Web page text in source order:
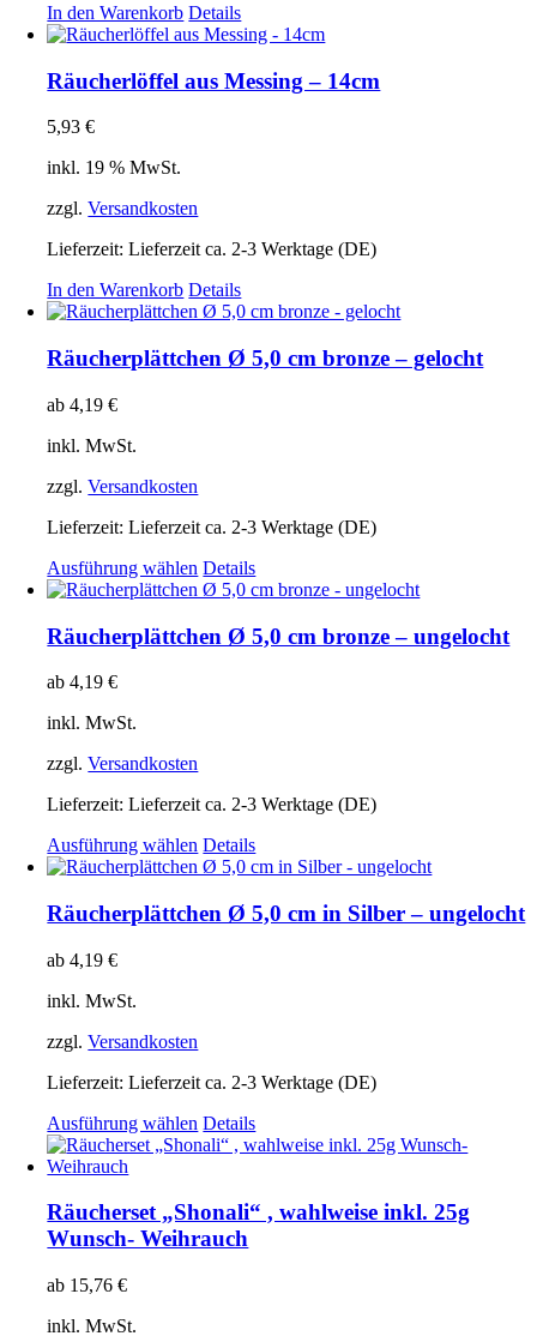
In den Warenkorb Details
Räucherlöffel aus Messing – 14cm
5,93€
inkl. 19 % MwSt.
zzgl.Versandkosten
Lieferzeit:Lieferzeit ca. 2-3 Werktage (DE)
In den Warenkorb Details
Räucherplättchen Ø 5,0 cm bronze – gelocht
ab4,19€
inkl. MwSt.
zzgl.Versandkosten
Lieferzeit:Lieferzeit ca. 2-3 Werktage (DE)
Ausführung wählen Dieses
Produkt
mehrere
Varianten
Produktseite
werden
Details
Räucherplättchen Ø 5,0 cm bronze – ungelocht
ab4,19€
inkl. MwSt.
zzgl.Versandkosten
Lieferzeit:Lieferzeit ca. 2-3 Werktage (DE)
Ausführung wählen Dieses
Produkt
mehrere
Varianten
Produktseite
werden
Details
Räucherplättchen Ø 5,0 cm in Silber – ungelocht
ab4,19€
inkl. MwSt.
zzgl.Versandkosten
Lieferzeit:Lieferzeit ca. 2-3 Werktage (DE)
Ausführung wählen Dieses
Produkt
Varianten
Die
Details
Räucherset „Shonali“ , wahlweise inkl. 25g
Wunsch- Weihrauch
ab 15,76€
inkl. MwSt.